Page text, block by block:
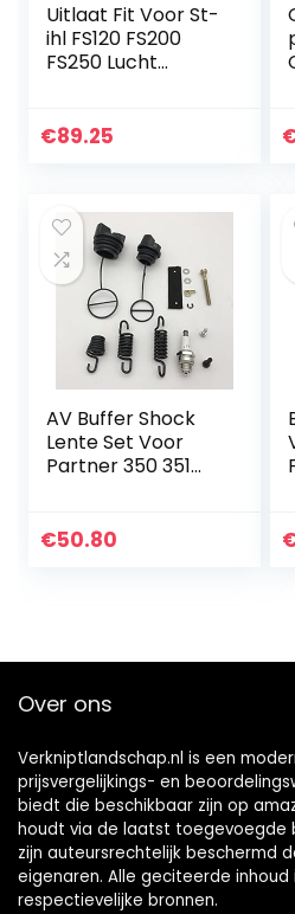
Uitlaat Fit Voor St-
ihl FS120 FS200
FS250 Lucht
Grastrimmer
€89.25
AV Buffer Shock
Lente Set Voor
Partner 350 351
Kettingspanner
€50.80
Over ons
Verkniptlandschap.nl is een
prijsvergelijkings- en
biedt die beschikbaar zijn op
houdt via de laatst toegevoegde
zijn auteursrechtelijk beschermd
eigenaren. Alle geciteerde inhoud
respectievelijke bronnen.